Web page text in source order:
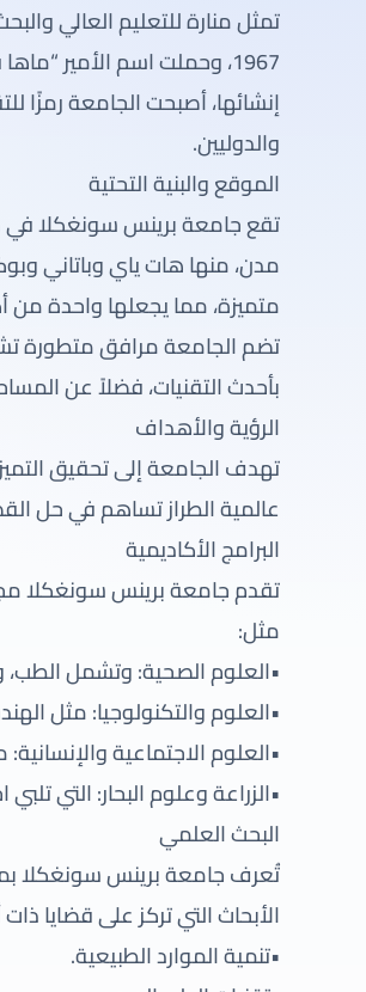
تمثل منارة للتعليم العالي
1967، وحملت اسم الأمير
إنشائها، أصبحت الجامعة رمزًا
والدوليين.
الموقع والبنية التحتية
تقع جامعة برينس سونغكلا في
مدن، منها هات ياي وباتاني
متميزة، مما يجعلها واحدة من
تضم الجامعة مرافق متطورة
بأحدث التقنيات، فضلاً عن
الرؤية والأهداف
تهدف الجامعة إلى تحقيق
عالمية الطراز تساهم في حل
البرامج الأكاديمية
تقدم جامعة برينس سونغكلا
مثل:
•العلوم الصحية: وتشمل الطب،
•العلوم والتكنولوجيا: مثل
•العلوم الاجتماعية والإنسانية:
•الزراعة وعلوم البحار: التي
البحث العلمي
تُعرف جامعة برينس سونغكلا
الأبحاث التي تركز على قضايا
•تنمية الموارد الطبيعية.